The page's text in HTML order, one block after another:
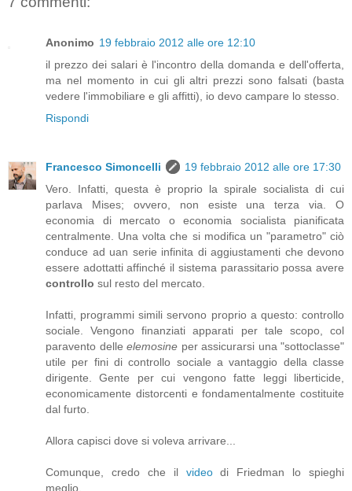
Anonimo 19 febbraio 2012 alle ore 12:10
il prezzo dei salari è l'incontro della domanda e dell'offerta,
ma nel momento in cui gli altri prezzi sono falsati (basta
vedere l'immobiliare e gli affitti), io devo campare lo stesso.
Rispondi
Francesco Simoncelli
19 febbraio 2012 alle ore 17:30
Vero. Infatti, questa è proprio la spirale socialista di cui
parlava Mises; ovvero, non esiste una terza via. O
economia di mercato o economia socialista pianificata
centralmente. Una volta che si modifica un "parametro" ciò
conduce ad uan serie infinita di aggiustamenti che devono
essere adottatti affinché il sistema parassitario possa avere
controllo sul resto del mercato.
Infatti, programmi simili servono proprio a questo: controllo
sociale. Vengono finanziati apparati per tale scopo, col
paravento delle elemosine per assicurarsi una "sottoclasse"
utile per fini di controllo sociale a vantaggio della classe
dirigente. Gente per cui vengono fatte leggi liberticide,
economicamente distorcenti e fondamentalmente costituite
dal furto.
Allora capisci dove si voleva arrivare...
Comunque, credo che il videodi Friedman lo spieghi
meglio.